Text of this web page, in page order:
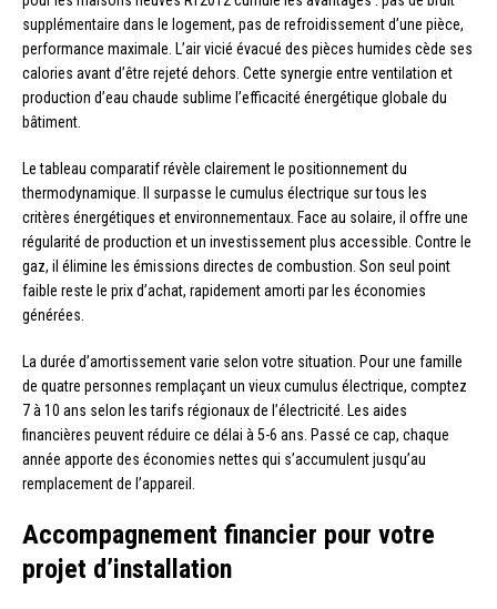
supplémentaire dans le logement, pas de refroidissement d’une pièce,
performance maximale. L’air vicié évacué des pièces humides cède ses
calories avant d’être rejeté dehors. Cette synergie entre ventilation et
production d’eau chaude sublime l’efficacité énergétique globale du
bâtiment.
Le tableau comparatif révèle clairement le positionnement du
thermodynamique. Il surpasse le cumulus électrique sur tous les
critères énergétiques et environnementaux. Face au solaire, il offre une
régularité de production et un investissement plus accessible. Contre le
gaz, il élimine les émissions directes de combustion. Son seul point
faible reste le prix d’achat, rapidement amorti par les économies
générées.
La durée d’amortissement varie selon votre situation. Pour une famille
de quatre personnes remplaçant un vieux cumulus électrique, comptez
7 à 10 ans selon les tarifs régionaux de l’électricité. Les aides
financières peuvent réduire ce délai à 5-6 ans. Passé ce cap, chaque
année apporte des économies nettes qui s’accumulent jusqu’au
remplacement de l’appareil.
Accompagnement financier pour votre
projet d’installation